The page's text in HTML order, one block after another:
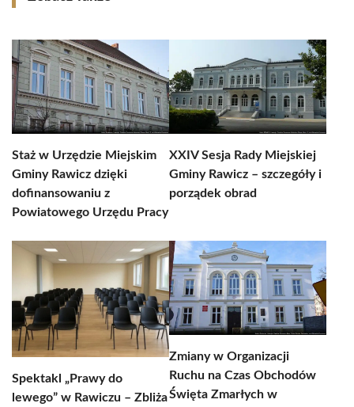
Staż w Urzędzie Miejskim
Gminy Rawicz dzięki
dofinansowaniu z
Powiatowego Urzędu Pracy
XXIV Sesja Rady Miejskiej
Gminy Rawicz – szczegóły i
porządek obrad
Spektakl „Prawy do
lewego” w Rawiczu – Zbliża
Zmiany w Organizacji
Ruchu na Czas Obchodów
Święta Zmarłych w